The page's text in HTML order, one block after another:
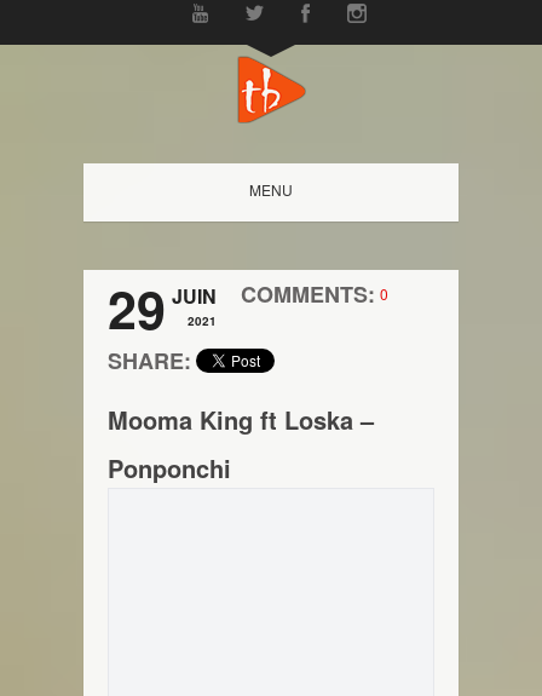
MENU
29 JUIN
2021
COMMENTS: 0
SHARE:
Mooma King ft Loska –
Ponponchi